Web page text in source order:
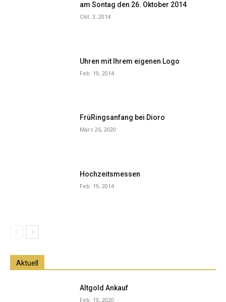
am Sontag den 26. Oktober 2014
Okt. 3, 2014
Uhren mit Ihrem eigenen Logo
Feb. 19, 2014
FrüRingsanfang bei Dioro
März 26, 2020
Hochzeitsmessen
Feb. 19, 2014
Aktuell
Altgold Ankauf
Feb. 19, 2020